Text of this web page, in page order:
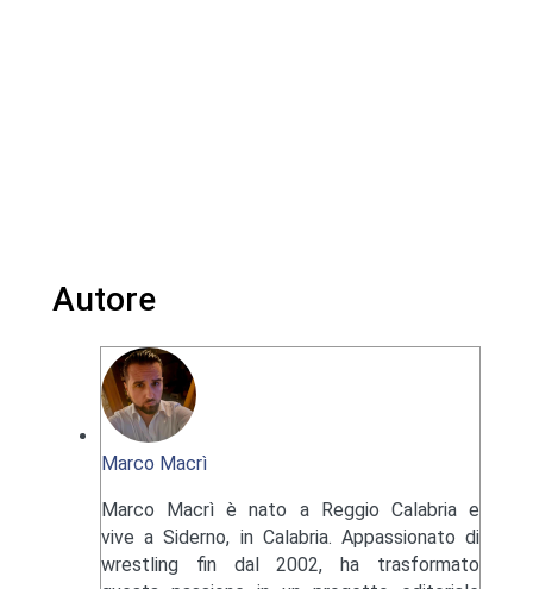
Autore
Marco Macrì
Marco Macrì è nato a Reggio Calabria e
vive a Siderno, in Calabria. Appassionato di
wrestling fin dal 2002, ha trasformato